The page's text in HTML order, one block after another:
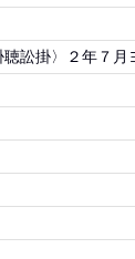
訟掛〉２年７月